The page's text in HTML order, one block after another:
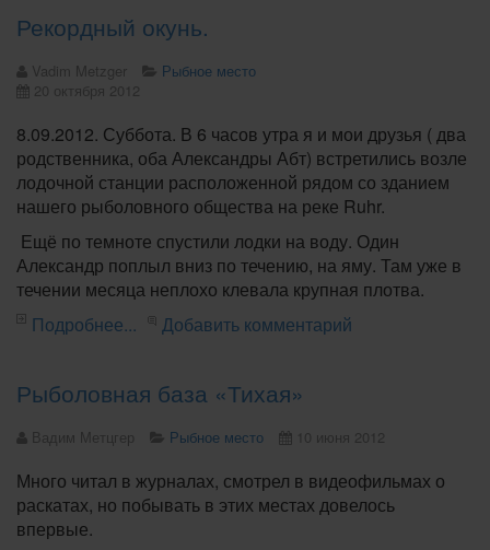
Рекордный окунь.
Vadim Metzger
Рыбное место
20 октября 2012
8.09.2012. Суббота. В 6 часов утра я и мои друзья ( два
родственника, оба Александры Абт) встретились возле
лодочной станции расположенной рядом со зданием
нашего рыболовного общества на реке Ruhr.
Ещё по темноте спустили лодки на воду. Один
Александр поплыл вниз по течению, на яму. Там уже в
течении месяца неплохо клевала крупная плотва.
Подробнее...
Добавить комментарий
Рыболовная база «Тихая»
Вадим Метцгер Рыбное место 10 июня 2012
Много читал в журналах, смотрел в видеофильмах о
раскатах, но побывать в этих местах довелось
впервые.